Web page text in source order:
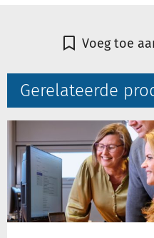
Voeg toe
Gerelateerde